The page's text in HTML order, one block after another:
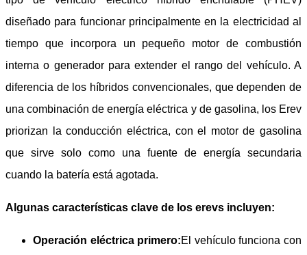
diseñado para funcionar principalmente en la electricidad al
tiempo que incorpora un pequeño motor de combustión
interna o generador para extender el rango del vehículo. A
diferencia de los híbridos convencionales, que dependen de
una combinación de energía eléctrica y de gasolina, los Erev
priorizan la conducción eléctrica, con el motor de gasolina
que sirve solo como una fuente de energía secundaria
cuando la batería está agotada.
Algunas características clave de los erevs incluyen:
Operación eléctrica primero:El vehículo funciona con